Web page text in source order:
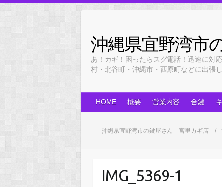
content
沖縄県宜野湾市
あ！カギ！困ったらスグ電話！迅速に対
村・北谷町・沖縄市・西原町などに出
HOME 概要 営業内容 合鍵
沖縄県宜野湾市の鍵屋さん 宮里カギ店
IMG_5369-1